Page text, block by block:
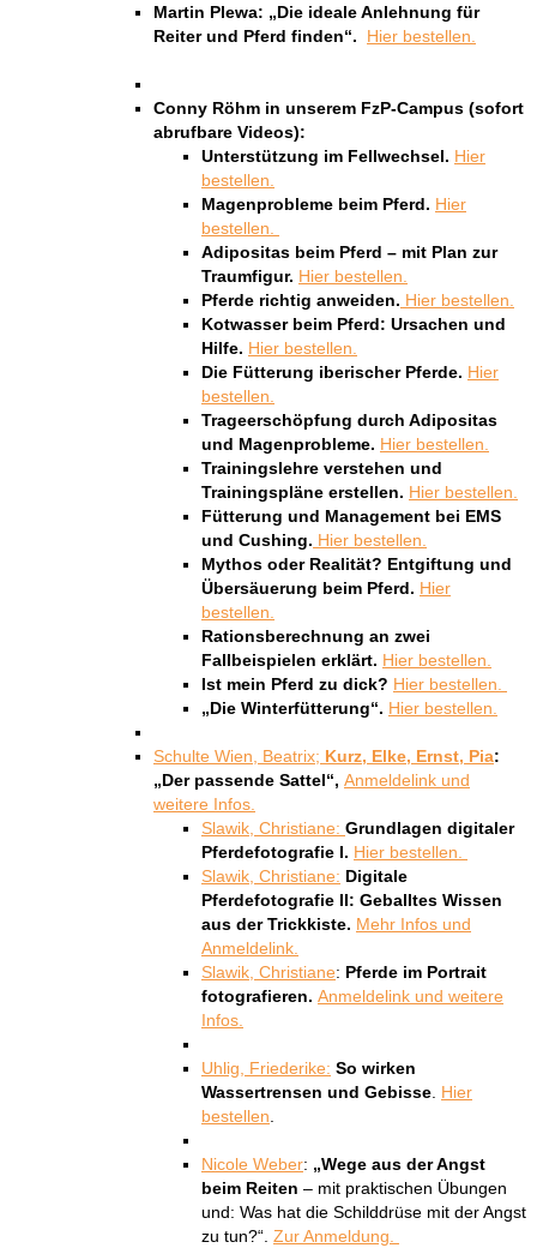
Martin Plewa: „Die ideale Anlehnung für
Reiter und Pferd finden“.
Hier bestellen.
Conny Röhm in unserem FzP-Campus (sofort
abrufbare Videos):
Unterstützung im Fellwechsel. Hier
bestellen.
Magenprobleme beim Pferd. Hier
bestellen.
Adipositas beim Pferd – mit Plan zur
Traumfigur. Hier bestellen.
Pferde richtig anweiden. Hier bestellen.
Kotwasser beim Pferd: Ursachen und
Hilfe. Hier bestellen.
Die Fütterung iberischer Pferde. Hier
bestellen.
Trageerschöpfung durch Adipositas
und Magenprobleme. Hier bestellen.
Trainingslehre verstehen und
Trainingspläne erstellen. Hier bestellen.
Fütterung und Management bei EMS
und Cushing. Hier bestellen.
Mythos oder Realität? Entgiftung und
Übersäuerung beim Pferd. Hier
bestellen.
Rationsberechnung an zwei
Fallbeispielen erklärt. Hier bestellen.
Ist mein Pferd zu dick? Hier bestellen.
„Die Winterfütterung“. Hier bestellen.
Schulte Wien, Beatrix; Kurz, Elke, Ernst, Pia:
„Der passende Sattel“, Anmeldelink und
weitere Infos.
Slawik, Christiane: Grundlagen digitaler
Pferdefotografie I. Hier bestellen.
Slawik, Christiane: Digitale
Pferdefotografie II: Geballtes Wissen
aus der Trickkiste. Mehr Infos und
Anmeldelink.
Slawik, Christiane: Pferde im Portrait
fotografieren. Anmeldelink und weitere
Infos.
Uhlig, Friederike: So wirken
Wassertrensen und Gebisse Hier
bestellen
Nicole Weber: „Wege aus der Angst
beim Reiten – mit praktischen Übungen
und: Was hat die Schilddrüse mit der Angst
zu tun?“. Zur Anmeldung.